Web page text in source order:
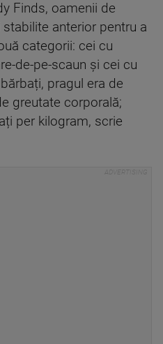
Finds, oamenii de
anterior pentru a
categorii: cei cu
de-pe-scaun și cei cu
pragul era de
greutate corporală;
per kilogram, scrie